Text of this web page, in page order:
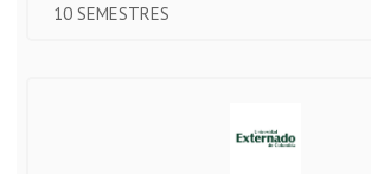
10 SEMESTRES